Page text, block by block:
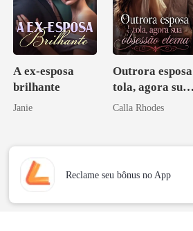
A ex-esposa
brilhante
Janie
Outrora esposa
tola, agora sua
obsessão eterna
Calla Rhodes
Reclame seu bônus no App